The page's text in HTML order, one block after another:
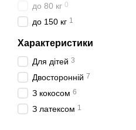
до 80 кг 0
до 150 кг 1
Характеристики
Для дітей 3
Двосторонній 7
З кокосом 6
З латексом 1